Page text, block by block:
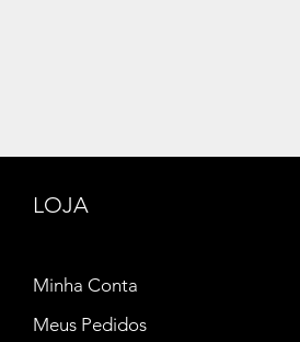
LOJA
Minha Conta
Meus Pedidos